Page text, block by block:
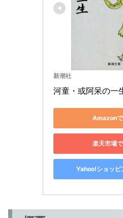
新潮社
河童・或阿呆の一
Amazon
楽天市場
Yahoo!ショッピ